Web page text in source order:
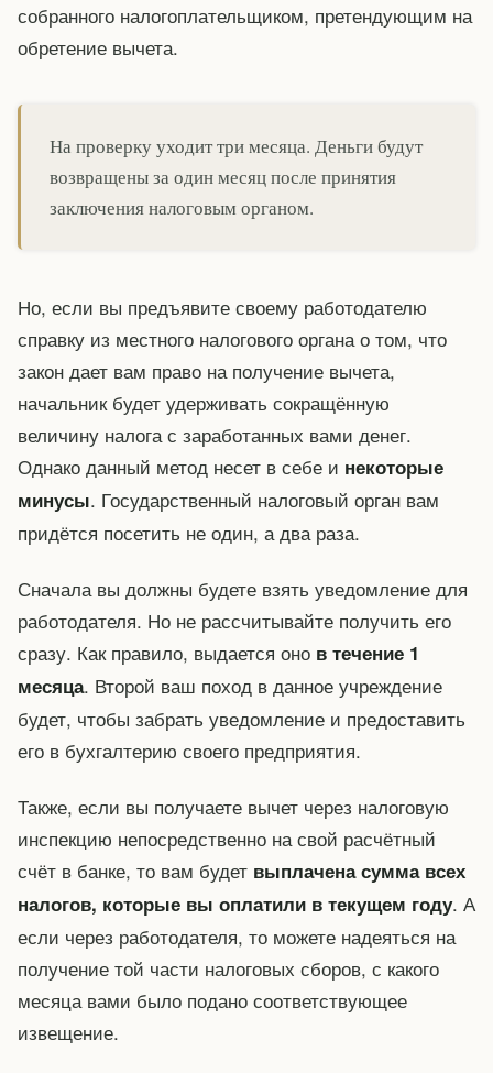
собранного налогоплательщиком, претендующим на
обретение вычета.
На проверку уходит три месяца. Деньги будут
возвращены за один месяц после принятия
заключения налоговым органом.
Но, если вы предъявите своему работодателю
справку из местного налогового органа о том, что
закон дает вам право на получение вычета,
начальник будет удерживать сокращённую
величину налога с заработанных вами денег.
Однако данный метод несет в себе и некоторые
минусы. Государственный налоговый орган вам
придётся посетить не один, а два раза.
Сначала вы должны будете взять уведомление для
работодателя. Но не рассчитывайте получить его
сразу. Как правило, выдается оно в течение 1
месяца. Второй ваш поход в данное учреждение
будет, чтобы забрать уведомление и предоставить
его в бухгалтерию своего предприятия.
Также, если вы получаете вычет через налоговую
инспекцию непосредственно на свой расчётный
счёт в банке, то вам будет выплачена сумма всех
налогов, которые вы оплатили в текущем году. А
если через работодателя, то можете надеяться на
получение той части налоговых сборов, с какого
месяца вами было подано соответствующее
извещение.